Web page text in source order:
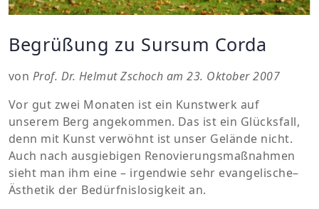
Begrüßung zu Sursum Corda
von Prof. Dr. Helmut Zschoch am 23. Oktober 2007
Vor gut zwei Monaten ist ein Kunstwerk auf
unserem Berg angekommen. Das ist ein Glücksfall,
denn mit Kunst verwöhnt ist unser Gelände nicht.
Auch nach ausgiebigen Renovierungsmaßnahmen
sieht man ihm eine – irgendwie sehr evangelische–
Ästhetik der Bedürfnislosigkeit an.